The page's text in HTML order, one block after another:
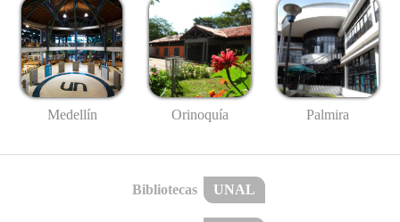
Medellín Orinoquía Palmira
Bibliotecas UNAL